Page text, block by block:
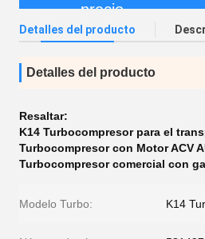
precio
Detalles del producto
Detalles del producto
Resaltar:
K14 Turbocompresor para el
Turbocompresor con Motor ACV
Turbocompresor comercial con
Modelo Turbo: K14